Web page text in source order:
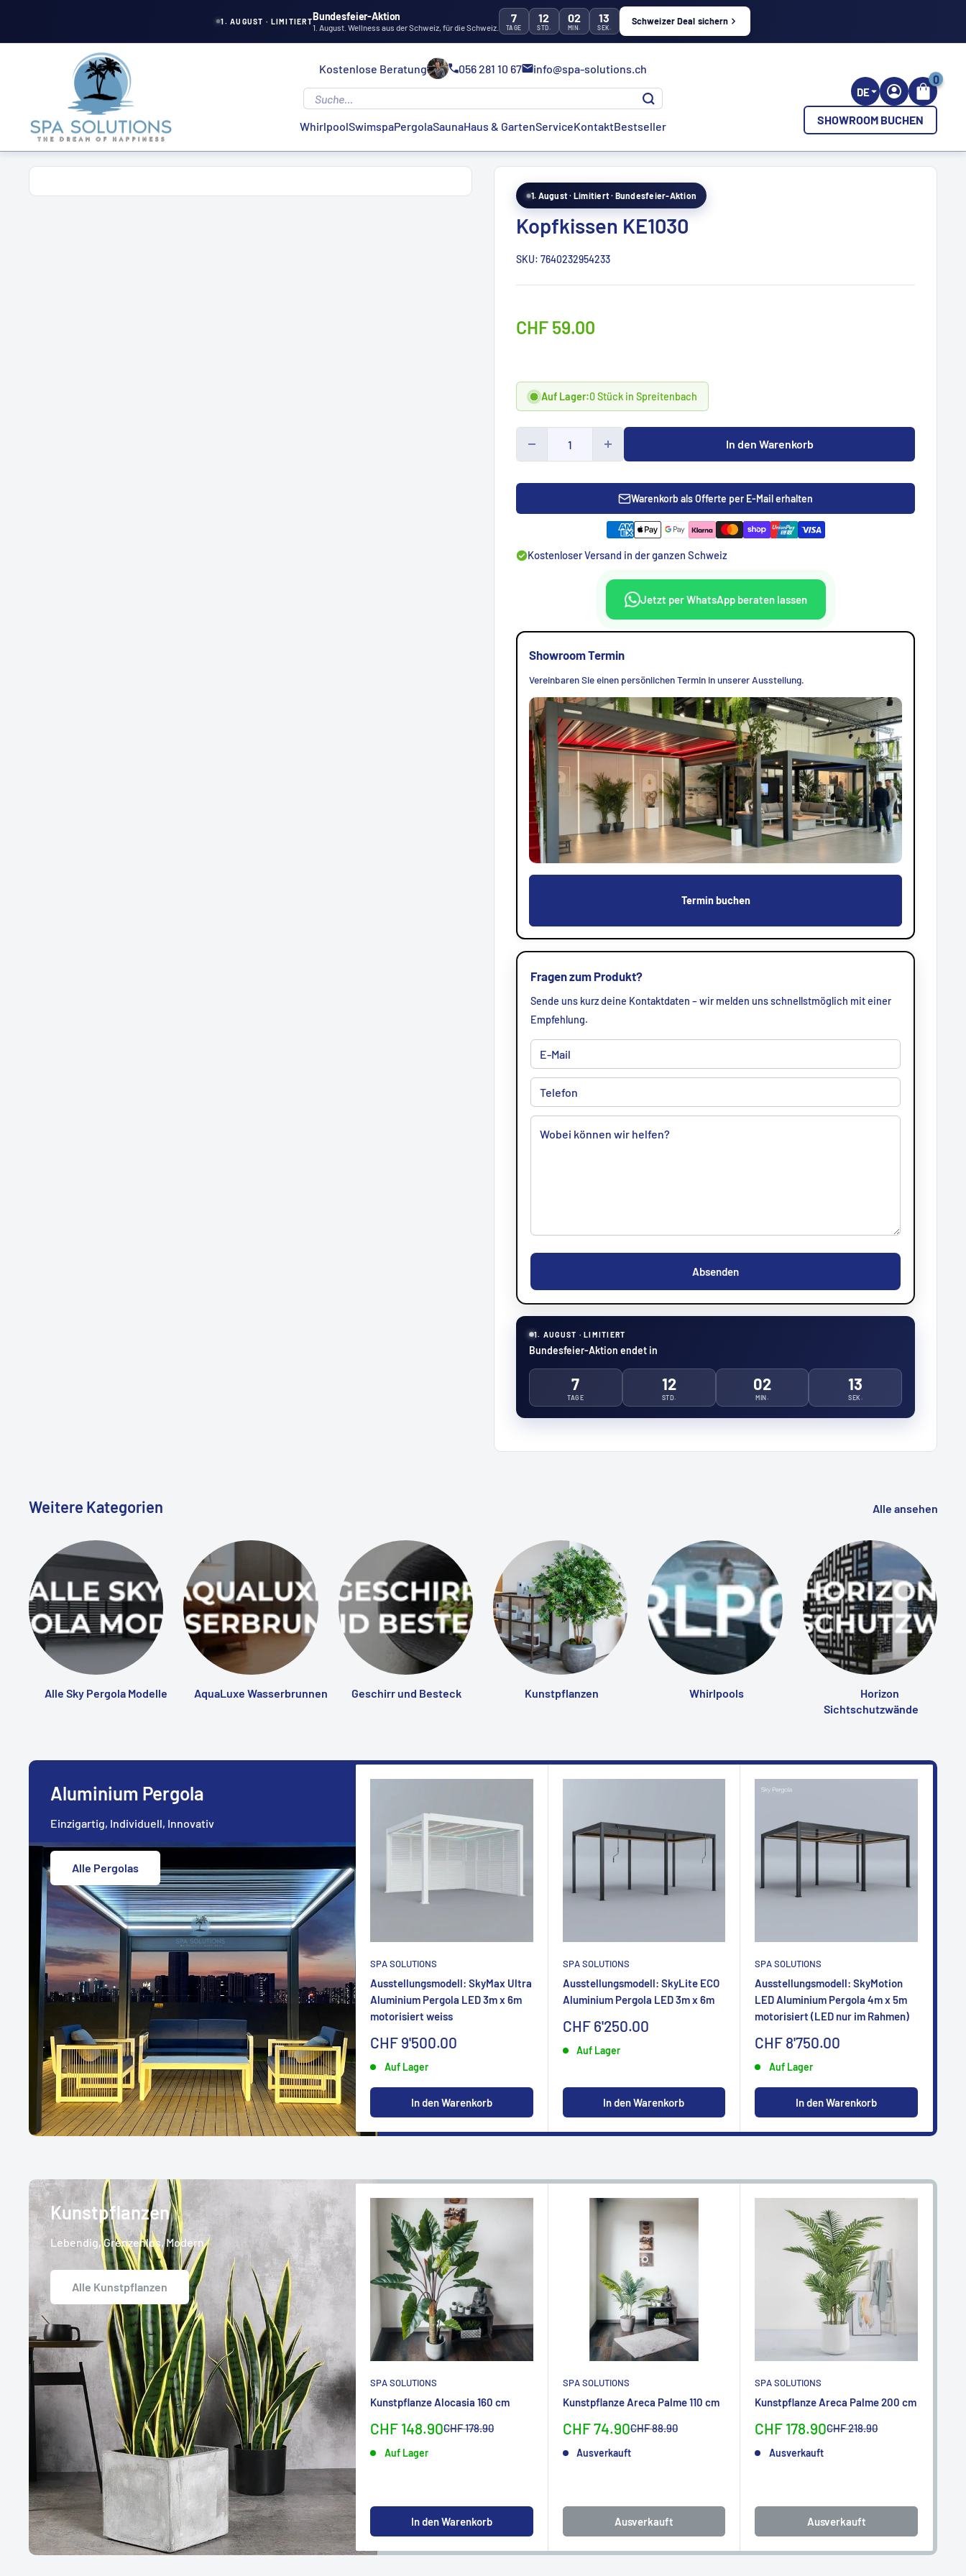
1. AUGUST · LIMITIERTBundesfeier-Aktion
1. August. Wellness aus der Schweiz, für die Schweiz.
7
TAGE
12
STD.
02
MIN.
12
SEK.
Schweizer Deal sichern
Solutions
Kostenlose Beratung 056 281 10 67 info@spa-solutions.ch
WhirlpoolSwimspaPergolaSaunaHaus & GartenServiceKontaktBestseller
DE
0
SHOWROOM BUCHEN
1. August · Limitiert · Bundesfeier-Aktion
Kopfkissen KE1030
SKU: 7640232954233
Sonderpreis
CHF 59.00
Auf Lager:0 Stück in Spreitenbach
In den Warenkorb
Warenkorb als Offerte per E-Mail erhalten
Kostenloser Versand in der ganzen Schweiz
Jetzt per WhatsApp beraten lassen
Showroom Termin
Vereinbaren Sie einen persönlichen Termin in unserer Ausstellung.
Termin buchen
Fragen zum Produkt?
Sende uns kurz deine Kontaktdaten – wir melden uns schnellstmöglich mit einer
Empfehlung.
Absenden
1. AUGUST · LIMITIERT
Bundesfeier-Aktion endet in
7
TAGE
12
STD.
02
MIN.
11
SEK.
Weitere Kategorien Alle ansehen
Alle Sky Pergola Modelle AquaLuxe Wasserbrunnen Geschirr und Besteck Kunstpflanzen Whirlpools
Horizon
Sichtschutzwände
Aluminium Pergola
Einzigartig, Individuell, Innovativ
Alle Pergolas
SPA SOLUTIONS
Ausstellungsmodell: SkyMax Ultra
Aluminium Pergola LED 3m x 6m
motorisiert weiss
Sonderpreis
CHF 9'500.00
Auf Lager
In den Warenkorb
SPA SOLUTIONS
Ausstellungsmodell: SkyLite ECO
Aluminium Pergola LED 3m x 6m
Sonderpreis
CHF 6'250.00
Auf Lager
In den Warenkorb
SPA SOLUTIONS
Ausstellungsmodell: SkyMotion
LED Aluminium Pergola 4m x 5m
motorisiert (LED nur im Rahmen)
Sonderpreis
CHF 8'750.00
Auf Lager
In den Warenkorb
Kunstpflanzen
Lebendig, Grenzenlos, Modern
Alle Kunstpflanzen
SPA SOLUTIONS
Kunstpflanze Alocasia 160 cm
Sonderpreis
CHF 148.90Normalpreis
CHF 178.90
Auf Lager
In den Warenkorb
SPA SOLUTIONS
Kunstpflanze Areca Palme 110 cm
Sonderpreis
CHF 74.90Normalpreis
CHF 88.90
Ausverkauft
Ausverkauft
SPA SOLUTIONS
Kunstpflanze Areca Palme 200 cm
Sonderpreis
CHF 178.90Normalpreis
CHF 218.90
Ausverkauft
Ausverkauft